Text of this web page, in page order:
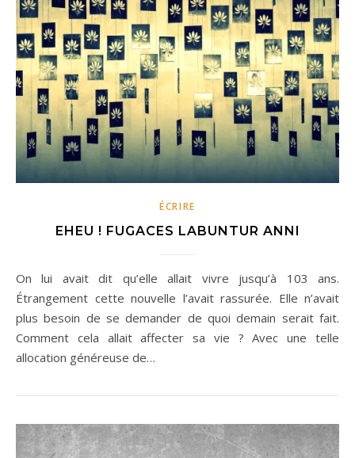
ÉCRIRE
EHEU ! FUGACES LABUNTUR ANNI
On lui avait dit qu’elle allait vivre jusqu’à 103 ans.
Étrangement cette nouvelle l’avait rassurée. Elle n’avait
plus besoin de se demander de quoi demain serait fait.
Comment cela allait affecter sa vie ? Avec une telle
allocation généreuse de…